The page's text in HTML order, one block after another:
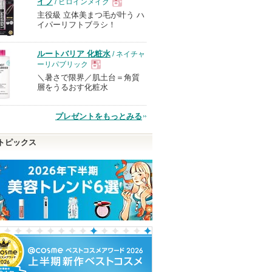
現
品
主役級 立体美まつ毛が叶う ハ
イパーリフトブラシ！
ルートバリア 化粧水 / ネイチャ
ーリパブリック
現
品
＼暑さで限界／肌土台＝角質
層をうるおす化粧水
プレゼントをもっとみる
ピックス